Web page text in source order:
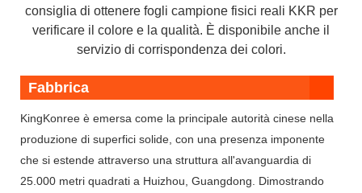
consiglia di ottenere fogli campione fisici reali KKR per
verificare il colore e la qualità. È disponibile anche il
servizio di corrispondenza dei colori.
Fabbrica
KingKonree è emersa come la principale autorità cinese nella
produzione di superfici solide, con una presenza imponente
che si estende attraverso una struttura all'avanguardia di
25.000 metri quadrati a Huizhou, Guangdong. Dimostrando